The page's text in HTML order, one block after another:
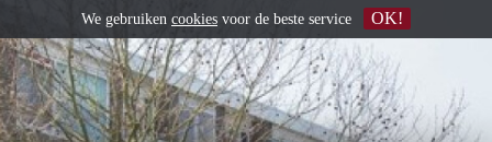
We gebruiken cookies voor de beste service OK!